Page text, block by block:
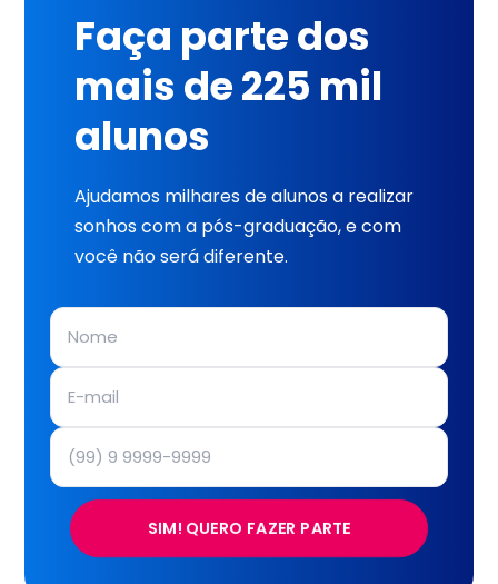
Faça parte dos
mais de 225 mil
alunos
Ajudamos milhares de alunos a realizar
sonhos com a pós-graduação, e com
você não será diferente.
SIM! QUERO FAZER PARTE